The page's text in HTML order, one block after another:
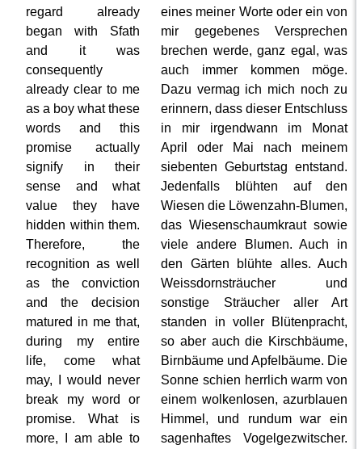
regard already
began with Sfath
and it was
consequently
already clear to me
as a boy what these
words and this
promise actually
signify in their
sense and what
value they have
hidden within them.
Therefore, the
recognition as well
as the conviction
and the decision
matured in me that,
during my entire
life, come what
may, I would never
break my word or
promise. What is
more, I am able to
eines meiner Worte oder ein von
mir gegebenes Versprechen
brechen werde, ganz egal, was
auch immer kommen möge.
Dazu vermag ich mich noch zu
erinnern, dass dieser Entschluss
in mir irgendwann im Monat
April oder Mai nach meinem
siebenten Geburtstag entstand.
Jedenfalls blühten auf den
Wiesen die Löwenzahn-Blumen,
das Wiesenschaumkraut sowie
viele andere Blumen. Auch in
den Gärten blühte alles. Auch
Weissdornsträucher und
sonstige Sträucher aller Art
standen in voller Blütenpracht,
so aber auch die Kirschbäume,
Birnbäume und Apfelbäume. Die
Sonne schien herrlich warm von
einem wolkenlosen, azurblauen
Himmel, und rundum war ein
sagenhaftes Vogelgezwitscher.